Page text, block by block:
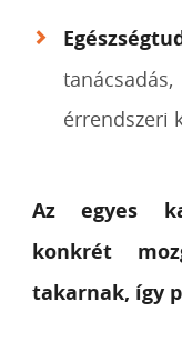
érrendszeri
Az egyes
konkrét
takarnak, így